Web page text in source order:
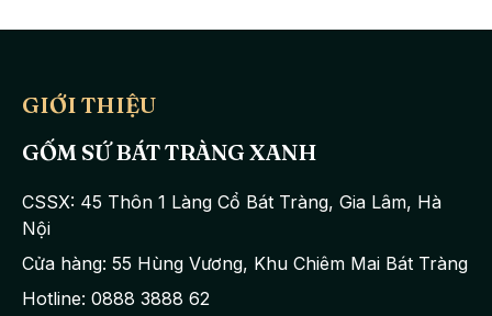
mẹ nội trợ. Để đáp ứng nhu cầu đó, cửa hàng
đây là một trong những sản phẩm được rất nhiều những người
GIỚI THIỆU
GỐM SỨ BÁT TRÀNG XANH
CSSX: 45 Thôn 1 Làng Cổ Bát Tràng, Gia Lâm, Hà
Nội
Cửa hàng: 55 Hùng Vương, Khu Chiêm Mai Bát Tràng
Hotline: 0888 3888 62